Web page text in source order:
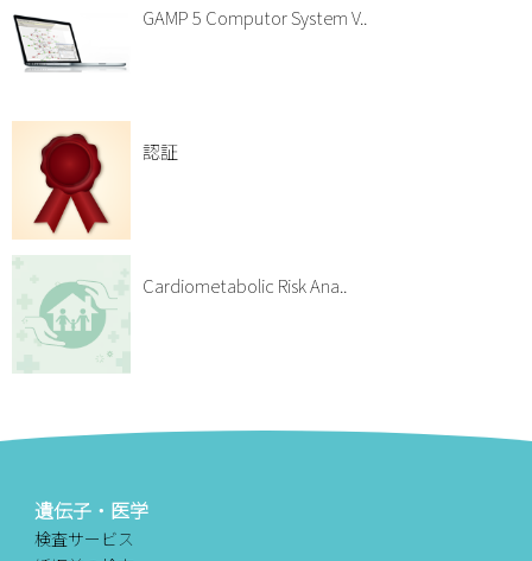
GAMP 5 Computor System V..
認証
Cardiometabolic Risk Ana..
遺伝子・医学
検査サービス